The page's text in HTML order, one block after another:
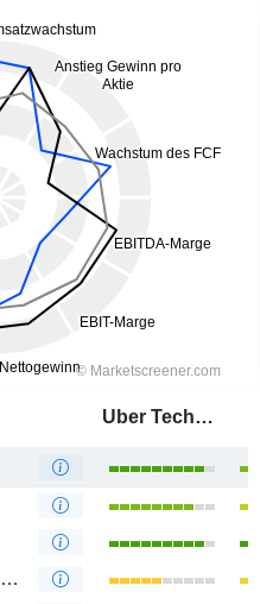
Uber Technologies, Inc.